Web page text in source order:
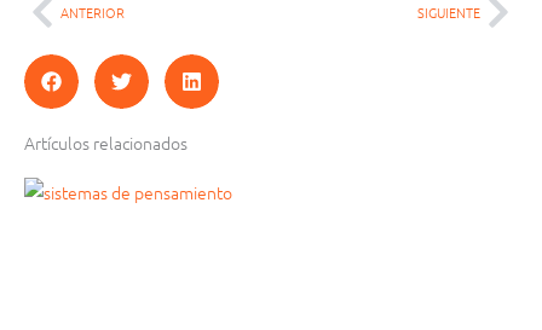
AntANTERIOR SIGUIENTE
Artículos relacionados
PáginaPáginaPágina
PáginaPágina
PáginaPáginaPáginaPáginaPágina
PáginaPáginaPáginaPáginaPágina
PáginaPáginaPágina